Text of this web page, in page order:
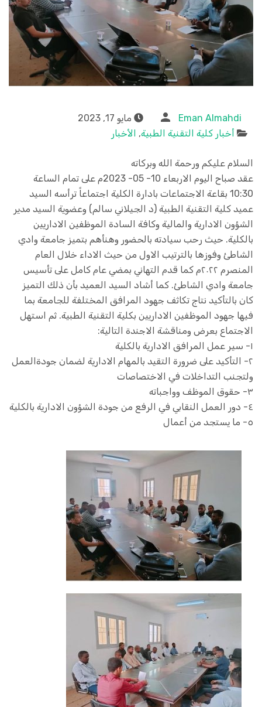
Eman Almahdi
مايو 17, 2023
أخبار كلية التقنية الطبية, الأخبار
السلام عليكم ورحمة الله وبركاته
عقد صباح اليوم الاربعاء 10- 05- 2023م على تمام الساعة
10:30 بقاعة الاجتماعات بادارة الكلية اجتماعاً ترأسه السيد
عميد كلية التقنية الطبية (د الجيلاني سالم) وعضوية السيد مدير
الشؤون الادارية والمالية وكافة السادة الموظفين الاداريين
بالكلية. حيث رحب سيادته بالحضور وهنأهم بتميز جامعة وادي
الشاطئ وفوزها بالترتيب الاول من حيث الاداء خلال العام
المنصرم ٢٠٢٢م كما قدم التهاني بمضي عام كامل على تأسيس
جامعة وادي الشاطئ. كما أشاد السيد العميد بأن ذلك التميز
كان بالتأكيد نتاج تكاثف جهود المرافق المختلفة للجامعة بما
فيها جهود الموظفين الاداريين بكلية التقنية الطبية. ثم استهل
الاجتماع بعرض ومناقشة الاجندة التالية:
١- سير عمل المرافق الادارية بالكلية
٢- التأكيد على ضرورة التقيد بالمهام الادارية لضمان جودةالعمل
ولتجنب التداخلات في الاختصاصات
٣- حقوق الموظف وواجباته
٤- دور العمل النقابي في الرفع من جودة الشؤون الادارية بالكلية
٥- ما يستجد من أعمال